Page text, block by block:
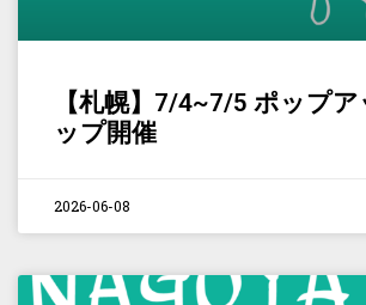
【札幌】7/4~7/5 ポップア
ップ開催
2026-06-08